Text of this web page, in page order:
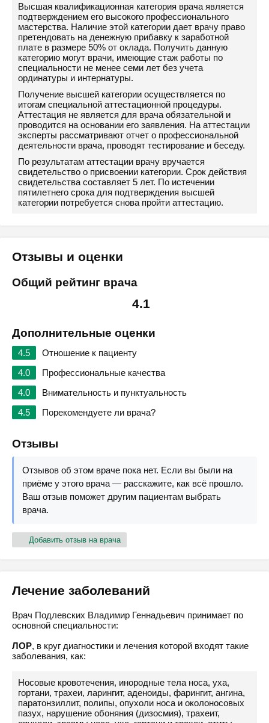
Высшая квалификационная категория врача является
подтверждением его высокого профессионального
мастерства. Наличие этой категории дает врачу право
претендовать на денежную прибавку к заработной
плате в размере 50% от оклада. Получить данную
категорию могут врачи, имеющие стаж работы по
специальности не менее семи лет без учета
ординатуры и интернатуры.
Получение высшей категории осуществляется по
итогам специальной аттестационной процедуры.
Аттестация не является для врача обязательной и
проводится на основании его заявления. На аттестации
эксперты рассматривают отчет о профессиональной
деятельности врача, проводят тестирование и беседу.
По результатам аттестации врачу вручается
свидетельство о присвоении категории. Срок действия
свидетельства составляет 5 лет. По истечении
пятилетнего срока для подтверждения высшей
категории потребуется снова пройти аттестацию.
Отзывы и оценки
Общий рейтинг врача
4.1
Дополнительные оценки
4.5
Отношение к пациенту
4.0
Профессиональные качества
4.0
Внимательность и пунктуальность
4.5
Порекомендуете ли врача?
Отзывы
Отзывов об этом враче пока нет. Если вы были на
приёме у этого врача — расскажите, как всё прошло.
Ваш отзыв поможет другим пациентам выбрать
врача.
Добавить отзыв на врача
Лечение заболеваний
Врач Подлевских Владимир Геннадьевич принимает по
основной специальности:
ЛОР, в круг диагностики и лечения которой входят такие
заболевания, как:
Носовые кровотечения, инородные тела носа, уха,
гортани, трахеи, ларингит, аденоиды, фарингит, ангина,
паратонзиллит, полипы, опухоли носа и околоносовых
пазух, нарушение обоняния (дизосмия), трахеит,